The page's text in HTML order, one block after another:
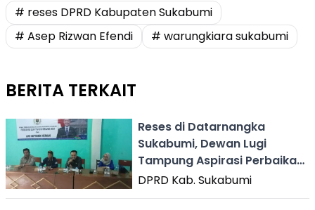
# reses DPRD Kabupaten Sukabumi
# Asep Rizwan Efendi
# warungkiara sukabumi
BERITA TERKAIT
Reses di Datarnangka
Sukabumi, Dewan Lugi
Tampung Aspirasi Perbaikan
Infrastruktur dan Fasum
DPRD Kab. Sukabumi